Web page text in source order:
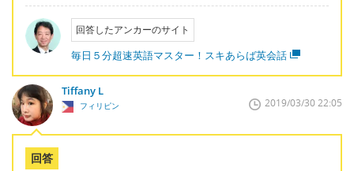
回答したアンカーのサイト
毎日５分超速英語マスター！スキあらば英会話
Tiffany L
フィリピン 2019/03/30 22:05
回答